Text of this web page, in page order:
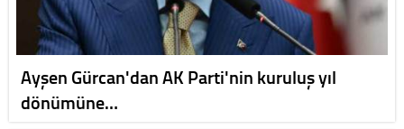
Ayşen Gürcan'dan AK Parti'nin kuruluş yıl
dönümüne…